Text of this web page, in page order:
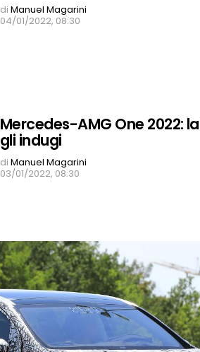
di Manuel Magarini
04/01/2022, 08:30
Mercedes-AMG One 2022:
gli indugi
di Manuel Magarini
03/01/2022, 08:30